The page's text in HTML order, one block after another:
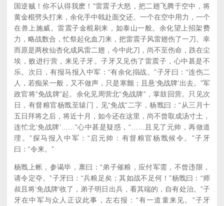
国逆贼！你不认得我麽！”雷震子大怒，把二翅飞腾于空中，将
黄金棍劈头打来，余化手中戟赴面交还。一个在空中用力，一个
在兽上施威。雷震子金棍刷来，如泰山一般。余化望上招架费
力，略战数合，忙祭起化血刀来，把雷震子风雷翅伤了一刀。幸
而原是两枚仙杏化成风雷二翅，今中此刀，尚不至伤命，跌在尘
埃，败进行营，来见子牙。子牙又见伤了雷震子，心中甚是不
乐。次日，有报马报入中军：“有余化搦战。”子牙曰：“连伤二
人，若痴呆一般，又不做声，只是寒颤；且悬‘免战牌’出去。”军
政官将“免战牌”起。余化见周营北“免战牌”，掌鼓回营。只见次
日，有督粮官杨戬至辕门，见“免战”二字，杨戬曰：“从三月十
五日拜将之后，将近十月，如今还在这里，尚不曾取成汤寸土，
连忙北‘免战牌’……”心中甚是疑惑，“……且见了元帅，再做道
理。”探马报入中军：“启元帅：有督粮官杨戬候令。”子牙
曰：“令来。”
杨戬上帐，参谒毕，禀曰：“弟子催粮，应付军需，不曾违限，
请令定夺。”子牙曰：“兵粮足矣；其如战不足何！”杨戬曰：“师
叔且将‘免战牌’收了，弟子明日出兵，看其端的，自有处治。”子
牙在中军与众人正议此事，左右报：“有一道童来见。”子牙